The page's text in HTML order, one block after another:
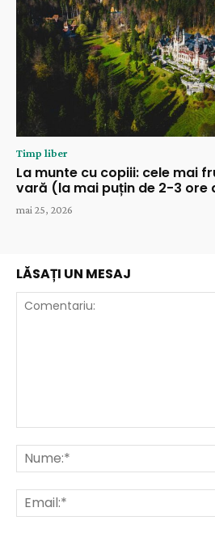
Timp liber
La munte cu copiii: cele mai
vară (la mai puțin de 2-3 ore
mai 25, 2026
LĂSAȚI UN MESAJ